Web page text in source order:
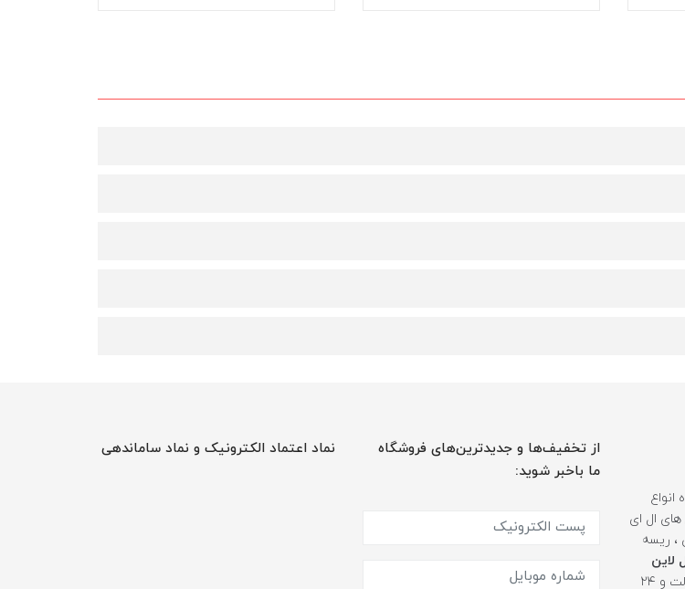
های ال ای
، ریسه
لاین
، ترانس های سوییچنگ ۱۲ ولت و ۲۴
از تخفیف‌ها و جدیدترین‌های فروشگاه
ما باخبر شوید:
نماد اعتماد الکترونیک و نماد ساماندهی